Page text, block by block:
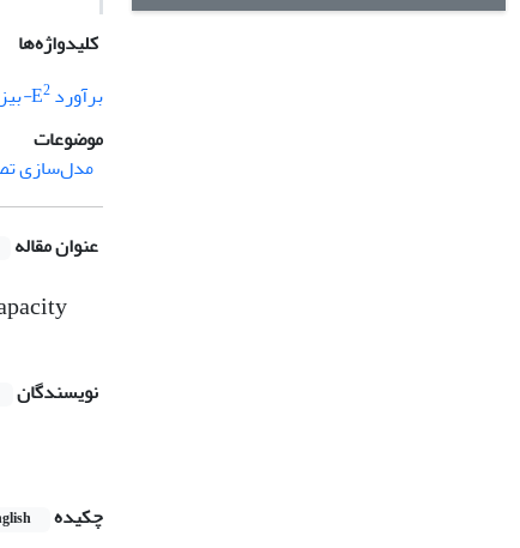
کلیدواژه‌ها
برآورد E2
-بیز
موضوعات
مدل‌سازی
عنوان مقاله
نویسندگان
چکیده